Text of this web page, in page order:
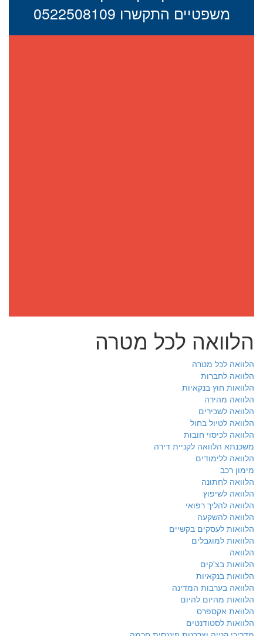
משפטיים התקשרו 0522508109
הלוואה לכל מטרה
הלוואה לכל מטרה
הלוואה לחברות
הלוואות חוץ בנקאיות
הלוואה מהירה
הלוואה לשכירים
הלוואה לטיול בחול
הלוואה לכיסוי חובות
משכנתא הלוואה לקניית דירה
הלוואה ללימודים
מימון רכב
הלוואה לחתונה
הלוואה לשיפוץ
הלוואה להליך רפואי
הלוואה להשקעה
הלוואות לעסקים בקשיים
הלוואות למוגבלים
הלוואה
הלוואות בצ'קים
הלוואות בנקאיות
הלוואה בערבות המדינה
הלוואות מהיום להיום
הלוואת אקספרס
הלוואות לסטודנטים